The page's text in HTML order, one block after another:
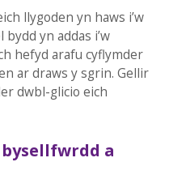
llygoden yn haws i’w
yn addas i’w
hefyd arafu cyflymder
ar draws y sgrin. Gellir
dwbl-glicio eich
a